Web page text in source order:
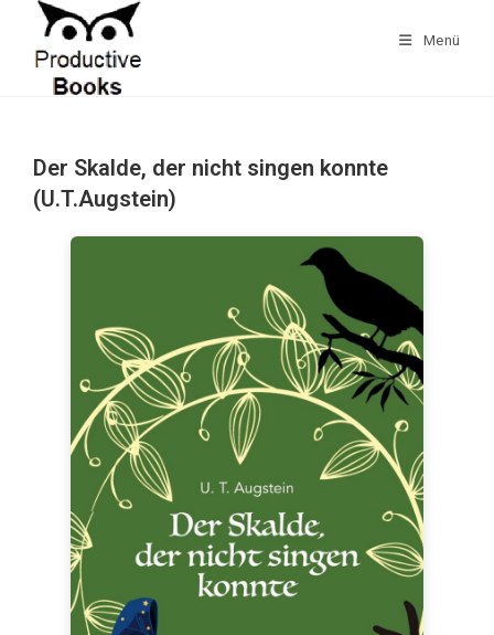
springen
Menü
Der Skalde, der nicht singen konnte
(U.T.Augstein)